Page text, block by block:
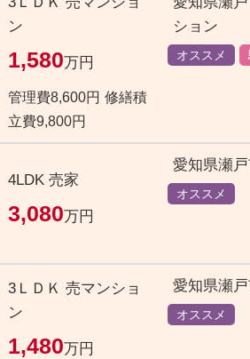
ン
1,580万円
管理費8,600円 修繕積
立費9,800円
ション
オススメ
4LDK 売家
3,080万円
愛知県瀬
オススメ
3ＬＤＫ 売マンショ
ン
1,480万円
愛知県瀬
オススメ